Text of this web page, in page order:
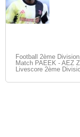
Football 2ème
Match PAEEK - AEZ
Livescore 2ème